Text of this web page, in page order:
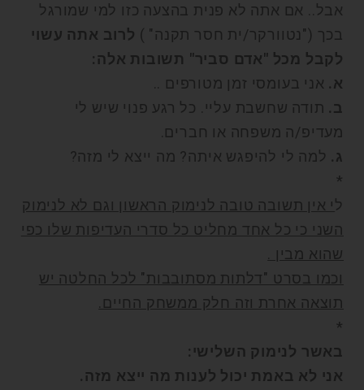
אבל.. אם אתה לא פנית בהצעה כזו למי שמורגל
בכך ("נטוורקר/ית חסר תקנה" ) לרוב אתה עשוי
לקבל מכל "אדם סביר" תשובות אלה:
א. אני בעומסי זמן מטורפים ..
ב. תודה שחשבת עליי. כל רגע פנוי שיש לי
מעדיפ/ה משפחה או חברים.
ג. למה לי להיפגש איתה? מה ייצא לי מזה?
*
לי אין תשובה טובה לנימוק הראשון וגם לא לנימוק
השני כי כל אחד מחליט כל סדרי העדיפות שלו כפי
שהוא מבין .
וכמו בסרט "דלתות מסתובבות" לכל החלטה יש
תוצאה אחרת וזה חלק ממשחק החיים.
*
באשר לנימוק השלישי:
אני לא באמת יכול לענות מה ייצא מזה.